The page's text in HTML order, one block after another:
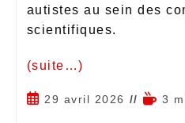
autistes au sein des
scientifiques.
(suite…)
29 avril 2026 3